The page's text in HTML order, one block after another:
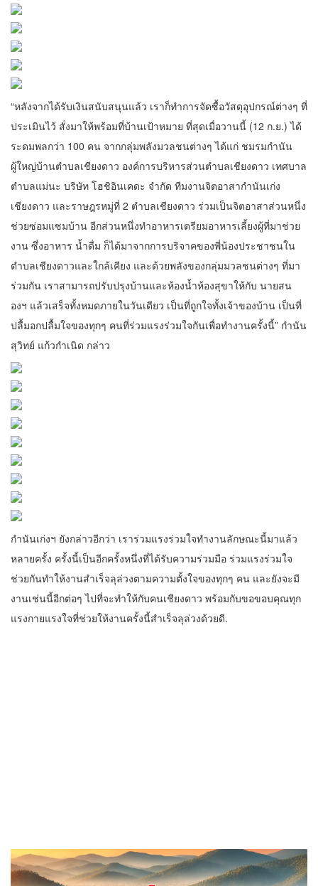
“หลังจากได้รับเงินสนับสนุนแล้ว เราก็ทำการจัดซื้อวัสดุอุปกรณ์ต่างๆ ที่
ประเมินไว้ สั่งมาให้พร้อมที่บ้านเป้าหมาย ที่สุดเมื่อวานนี้ (12 ก.ย.) ได้
ระดมพลกว่า 100 คน จากกลุ่มพลังมวลชนต่างๆ ได้แก่ ชมรมกำนัน
ผู้ใหญ่บ้านตำบลเชียงดาว องค์การบริหารส่วนตำบลเชียงดาว เทศบาล
ตำบลแม่นะ บริษัท โฮชิอินเคดะ จำกัด ทีมงานจิตอาสากำนันเก่ง
เชียงดาว และราษฎรหมู่ที่ 2 ตำบลเชียงดาว ร่วมเป็นจิตอาสาส่วนหนึ่ง
ช่วยซ่อมแซมบ้าน อีกส่วนหนึ่งทำอาหารเตรียมอาหารเลี้ยงผู้ที่มาช่วย
งาน ซึ่งอาหาร น้ำดื่ม ก็ได้มาจากการบริจาคของพี่น้องประชาชนใน
ตำบลเชียงดาวและใกล้เคียง และด้วยพลังของกลุ่มมวลชนต่างๆ ที่มา
ร่วมกัน เราสามารถปรับปรุงบ้านและห้องน้ำห้องสุขาให้กับ นายสน
องฯ แล้วเสร็จทั้งหมดภายในวันเดียว เป็นที่ถูกใจทั้งเจ้าของบ้าน เป็นที่
ปลื้มอกปลื้มใจของทุกๆ คนที่ร่วมแรงร่วมใจกันเพื่อทำงานครั้งนี้” กำนัน
สุวิทย์ แก้วกำเนิด กล่าว
กำนันเก่งฯ ยังกล่าวอีกว่า เราร่วมแรงร่วมใจทำงานลักษณะนี้มาแล้ว
หลายครั้ง ครั้งนี้เป็นอีกครั้งหนึ่งที่ได้รับความร่วมมือ ร่วมแรงร่วมใจ
ช่วยกันทำให้งานสำเร็จลุล่วงตามความตั้งใจของทุกๆ คน และยังจะมี
งานเช่นนี้อีกต่อๆ ไปที่จะทำให้กับคนเชียงดาว พร้อมกับขอขอบคุณทุก
แรงกายแรงใจที่ช่วยให้งานครั้งนี้สำเร็จลุล่วงด้วยดี.